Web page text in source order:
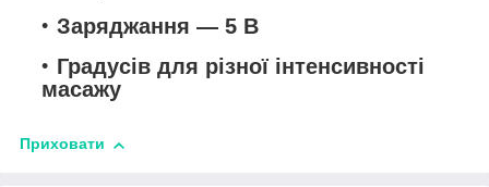
Заряджання — 5 В
Градусів для різної інтенсивності
масажу
Приховати